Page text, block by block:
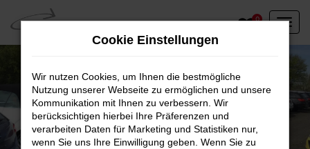
Zum
Hauptinhalt
springen
0
Cookie Einstellungen
Wir nutzen Cookies, um Ihnen die bestmögliche
Nutzung unserer Webseite zu ermöglichen und unsere
Kommunikation mit Ihnen zu verbessern. Wir
berücksichtigen hierbei Ihre Präferenzen und
verarbeiten Daten für Marketing und Statistiken nur,
wenn Sie uns Ihre Einwilligung geben. Wenn Sie zu